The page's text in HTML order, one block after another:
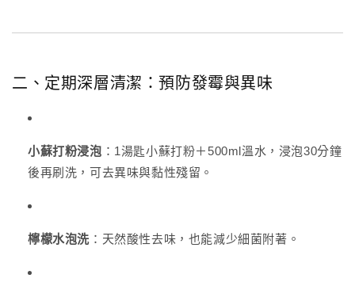
二、定期深層清潔：預防發霉與異味
小蘇打粉浸泡 ：1湯匙小蘇打粉＋500ml溫水，浸泡30分鐘
後再刷洗，可去異味與黏性殘留。
檸檬水泡洗 ：天然酸性去味，也能減少細菌附著。